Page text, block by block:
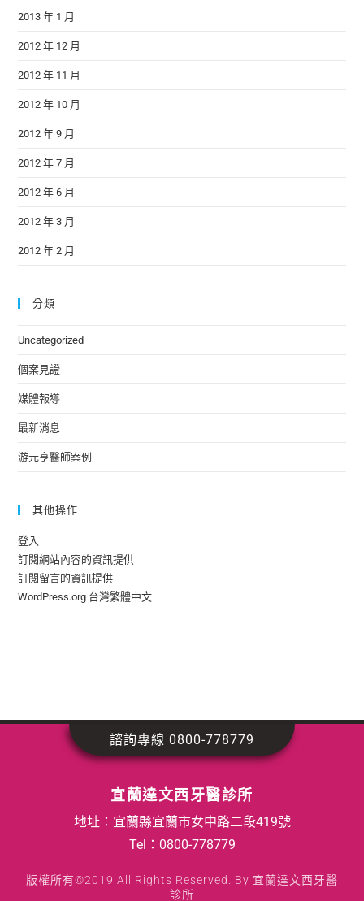
2013 年 1 月
2012 年 12 月
2012 年 11 月
2012 年 10 月
2012 年 9 月
2012 年 7 月
2012 年 6 月
2012 年 3 月
2012 年 2 月
分類
Uncategorized
個案見證
媒體報導
最新消息
游元亨醫師案例
其他操作
登入
訂閱網站內容的資訊提供
訂閱留言的資訊提供
WordPress.org 台灣繁體中文
宜蘭達文西牙醫診所
地址：宜蘭縣宜蘭市女中路二段419號
Tel： 0800-778779
版權所有©2019 All Rights Reserved. By 宜蘭達文西牙醫
診所
諮詢專線 0800-778779